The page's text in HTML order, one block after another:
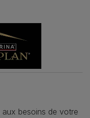
aux besoins de votre